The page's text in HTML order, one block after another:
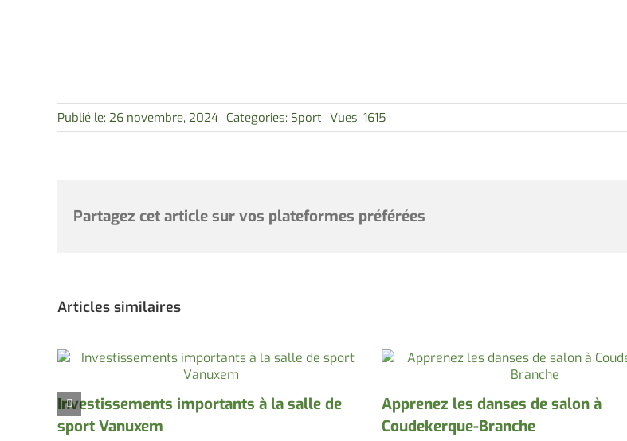
Publié le: 26 novembre, 2024 Categories: Sport Vues: 1615
Partagez cet article sur vos plateformes préférées
Articles similaires
Investissements importants à la salle de
sport Vanuxem
Apprenez les danses de salon à
Coudekerque-Branche